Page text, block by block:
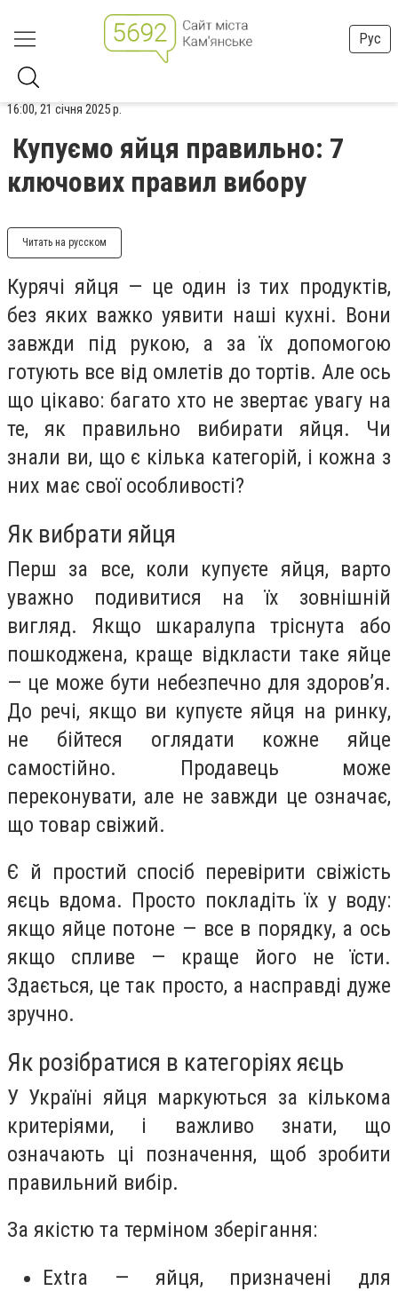
Рус
16:00, 21 січня 2025 р.
Купуємо яйця правильно: 7
ключових правил вибору
Читать на русском
Курячі яйця — це один із тих продуктів,
без яких важко уявити наші кухні. Вони
завжди під рукою, а за їх допомогою
готують все від омлетів до тортів. Але ось
що цікаво: багато хто не звертає увагу на
те, як правильно вибирати яйця. Чи
знали ви, що є кілька категорій, і кожна з
них має свої особливості?
Як вибрати яйця
Перш за все, коли купуєте яйця, варто
уважно подивитися на їх зовнішній
вигляд. Якщо шкаралупа тріснута або
пошкоджена, краще відкласти таке яйце
— це може бути небезпечно для здоров’я.
До речі, якщо ви купуєте яйця на ринку,
не бійтеся оглядати кожне яйце
самостійно. Продавець може
переконувати, але не завжди це означає,
що товар свіжий.
Є й простий спосіб перевірити свіжість
яєць вдома. Просто покладіть їх у воду:
якщо яйце потоне — все в порядку, а ось
якщо спливе — краще його не їсти.
Здається, це так просто, а насправді дуже
зручно.
Як розібратися в категоріях яєць
У Україні яйця маркуються за кількома
критеріями, і важливо знати, що
означають ці позначення, щоб зробити
правильний вибір.
За якістю та терміном зберігання:
Extra — яйця, призначені для